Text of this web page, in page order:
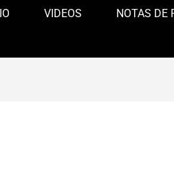
VIDEOS NOTAS DE